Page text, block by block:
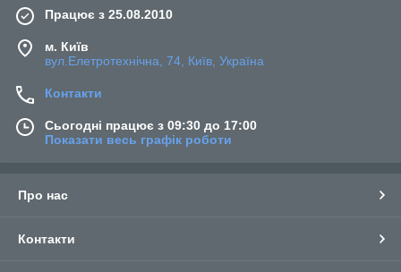
Працює з 25.08.2010
м. Київ
вул.Елетротехнічна, 74, Київ, Україна
Контакти
Сьогодні працює з 09:30 до 17:00
Показати весь графік роботи
Про нас
Контакти